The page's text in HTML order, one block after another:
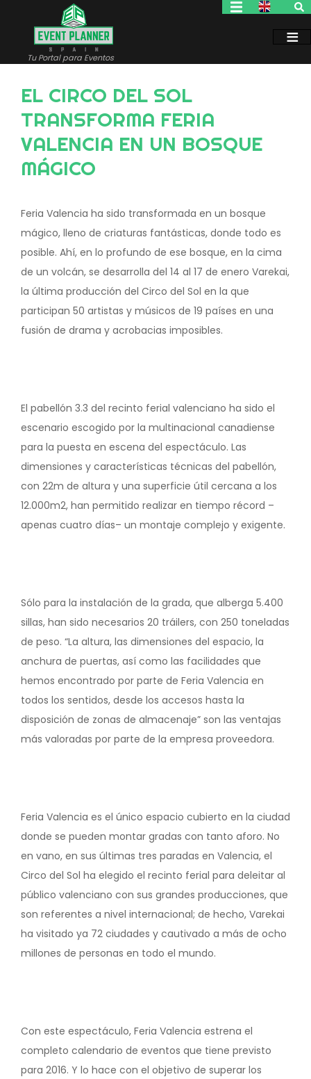
contenido
Tu Portal para Eventos
EL CIRCO DEL SOL
TRANSFORMA FERIA
VALENCIA EN UN BOSQUE
MÁGICO
Feria Valencia ha sido transformada en un bosque
mágico, lleno de criaturas fantásticas, donde todo es
posible. Ahí, en lo profundo de ese bosque, en la cima
de un volcán, se desarrolla del 14 al 17 de enero Varekai,
la última producción del Circo del Sol en la que
participan 50 artistas y músicos de 19 países en una
fusión de drama y acrobacias imposibles.
El pabellón 3.3 del recinto ferial valenciano ha sido el
escenario escogido por la multinacional canadiense
para la puesta en escena del espectáculo. Las
dimensiones y características técnicas del pabellón,
con 22m de altura y una superficie útil cercana a los
12.000m2, han permitido realizar en tiempo récord –
apenas cuatro días– un montaje complejo y exigente.
Sólo para la instalación de la grada, que alberga 5.400
sillas, han sido necesarios 20 tráilers, con 250 toneladas
de peso. “La altura, las dimensiones del espacio, la
anchura de puertas, así como las facilidades que
hemos encontrado por parte de Feria Valencia en
todos los sentidos, desde los accesos hasta la
disposición de zonas de almacenaje” son las ventajas
más valoradas por parte de la empresa proveedora.
Feria Valencia es el único espacio cubierto en la ciudad
donde se pueden montar gradas con tanto aforo. No
en vano, en sus últimas tres paradas en Valencia, el
Circo del Sol ha elegido el recinto ferial para deleitar al
público valenciano con sus grandes producciones, que
son referentes a nivel internacional; de hecho, Varekai
ha visitado ya 72 ciudades y cautivado a más de ocho
millones de personas en todo el mundo.
Con este espectáculo, Feria Valencia estrena el
completo calendario de eventos que tiene previsto
para 2016. Y lo hace con el objetivo de superar los